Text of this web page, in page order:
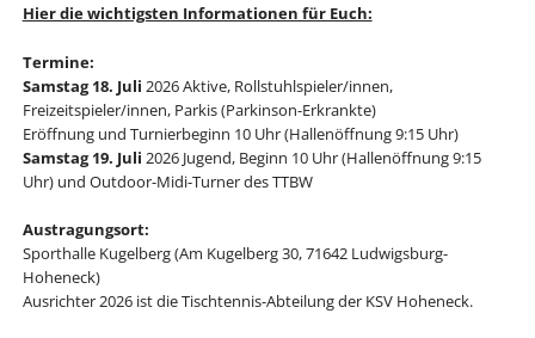
Hier die wichtigsten Informationen für Euch:
Termine:
Samstag 18. Juli 2026 Aktive, Rollstuhlspieler/innen,
Freizeitspieler/innen, Parkis (Parkinson-Erkrankte)
Eröffnung und Turnierbeginn 10 Uhr (Hallenöffnung 9:15 Uhr)
Samstag 19. Juli 2026 Jugend, Beginn 10 Uhr (Hallenöffnung 9:15
Uhr) und Outdoor-Midi-Turner des TTBW
Austragungsort:
Sporthalle Kugelberg (Am Kugelberg 30, 71642 Ludwigsburg-
Hoheneck)
Ausrichter 2026 ist die Tischtennis-Abteilung der KSV Hoheneck.